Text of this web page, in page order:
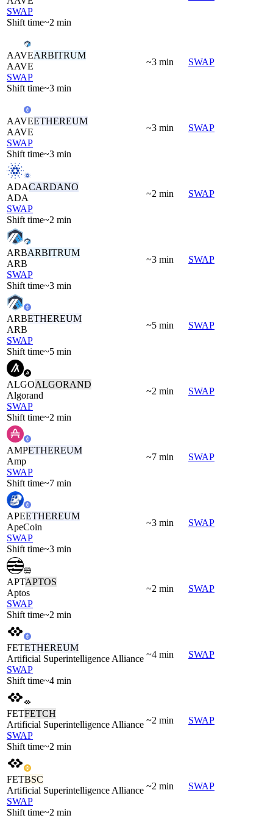
SWAP
Shift time~2 min
AAVEARBITRUM
AAVE
SWAP
Shift time~3 min
~3 min SWAP
AAVEETHEREUM
AAVE
SWAP
Shift time~3 min
~3 min SWAP
ADACARDANO
ADA
SWAP
Shift time~2 min
~2 min SWAP
ARBARBITRUM
ARB
SWAP
Shift time~3 min
~3 min SWAP
ARBETHEREUM
ARB
SWAP
Shift time~5 min
~5 min SWAP
ALGOALGORAND
Algorand
SWAP
Shift time~2 min
~2 min SWAP
AMPETHEREUM
Amp
SWAP
Shift time~7 min
~7 min SWAP
APEETHEREUM
ApeCoin
SWAP
Shift time~3 min
~3 min SWAP
APTAPTOS
Aptos
SWAP
Shift time~2 min
~2 min SWAP
FETETHEREUM
Artificial Superintelligence Alliance
SWAP
Shift time~4 min
~4 min SWAP
FETFETCH
Artificial Superintelligence Alliance
SWAP
Shift time~2 min
~2 min SWAP
FETBSC
Artificial Superintelligence Alliance
SWAP
Shift time~2 min
~2 min SWAP